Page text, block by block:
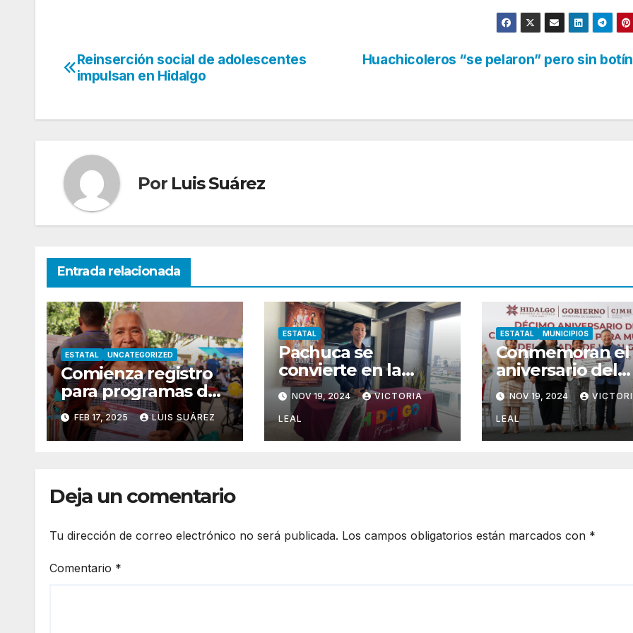
Navegación
entradas
Huachicoleros “se pelaron” pero sin botín
Reinserción social de adolescentes
impulsan en Hidalgo
Por Luis Suárez
Entrada relacionada
ESTATAL UNCATEGORIZED
Comienza registro
para programas del
Bienestar
FEB 17, 2025 LUIS SUÁREZ
ESTATAL
Pachuca se
convierte en la
capital
internacional de la
salsa
NOV 19, 2024 VICTORIA
LEAL
ESTATAL MUNICIPIOS
Conmemoran el
aniversario del
Centro de
para Mujeres de
Hidalgo
NOV 19, 2024
LEAL
Deja un comentario
Tu dirección de correo electrónico no será publicada. Los campos obligatorios están marcados con *
Comentario *